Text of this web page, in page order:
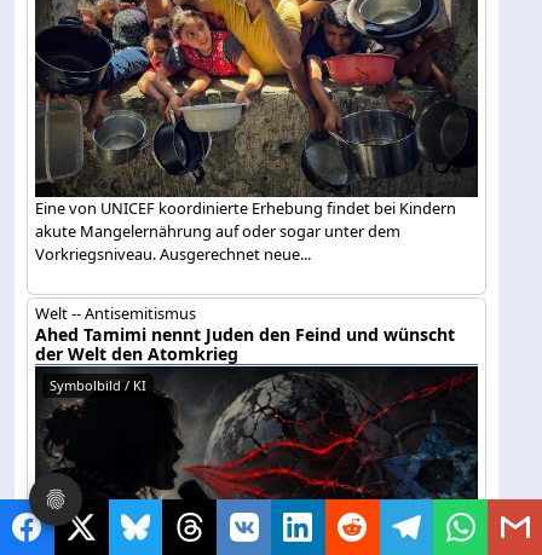
Eine von UNICEF koordinierte Erhebung findet bei Kindern
akute Mangelernährung auf oder sogar unter dem
Vorkriegsniveau. Ausgerechnet neue...
Welt -- Antisemitismus
Ahed Tamimi nennt Juden den Feind und wünscht
der Welt den Atomkrieg
Symbolbild / KI